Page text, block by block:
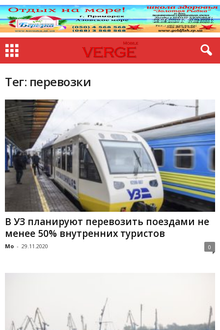
Тег: перевозки
В УЗ планируют перевозить поездами не
менее 50% внутренних туристов
Mo - 29.11.2020 0